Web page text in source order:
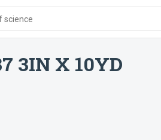
science
3IN X 10YD